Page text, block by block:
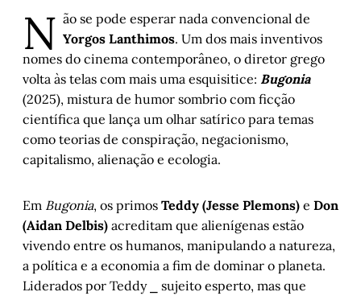
N ão se pode esperar nada convencional de
Yorgos Lanthimos. Um dos mais inventivos
nomes do cinema contemporâneo, o diretor grego
volta às telas com mais uma esquisitice: Bugonia
(2025), mistura de humor sombrio com ficção
científica que lança um olhar satírico para temas
como teorias de conspiração, negacionismo,
capitalismo, alienação e ecologia.
Em Bugonia, os primos Teddy (Jesse Plemons) e Don
(Aidan Delbis) acreditam que alienígenas estão
vivendo entre os humanos, manipulando a natureza,
a política e a economia a fim de dominar o planeta.
Liderados por Teddy ⎯ sujeito esperto, mas que